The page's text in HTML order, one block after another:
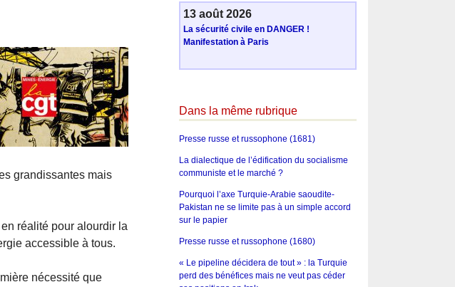
grandissantes mais
réalité pour alourdir la
accessible à tous.
nécessité que
13 août 2026
La sécurité civile en DANGER !
Manifestation à Paris
Dans la même rubrique
Presse russe et russophone (1681)
La dialectique de l’édification du socialisme
communiste et le marché ?
Pourquoi l’axe Turquie-Arabie saoudite-
Pakistan ne se limite pas à un simple accord
sur le papier
Presse russe et russophone (1680)
« Le pipeline décidera de tout » : la Turquie
perd des bénéfices mais ne veut pas céder